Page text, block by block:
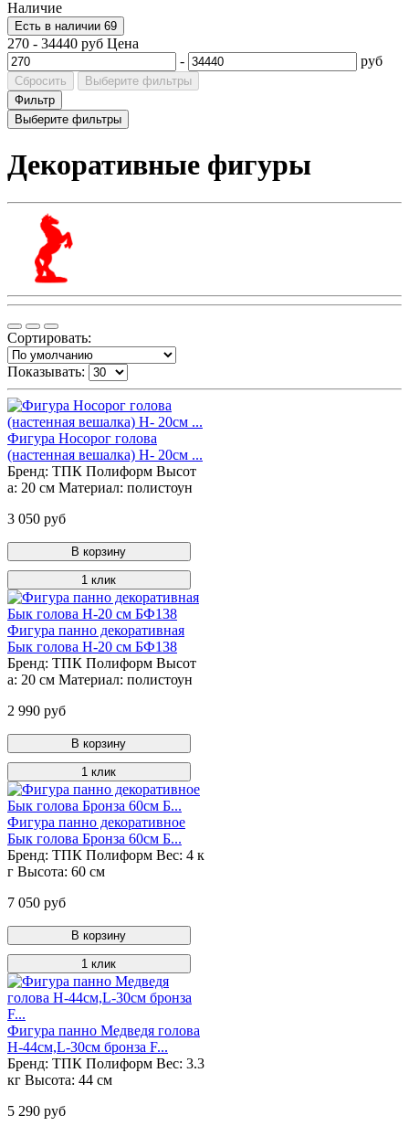
Наличие
Есть в наличии 69
270 - 34440 руб Цена
-
руб
Сбросить
Выберите фильтры
Фильтр
Выберите фильтры
Декоративные фигуры
Сортировать:
Показывать:
Фигура Носорог голова
(настенная вешалка) Н- 20см ...
Бренд: ТПК Полиформ Высот
а: 20 см Материал: полистоун
3 050 руб
В корзину
1 клик
Фигура панно декоративная
Бык голова Н-20 см БФ138
Бренд: ТПК Полиформ Высот
а: 20 см Материал: полистоун
2 990 руб
В корзину
1 клик
Фигура панно декоративное
Бык голова Бронза 60см Б...
Бренд: ТПК Полиформ Вес: 4 к
г Высота: 60 см
7 050 руб
В корзину
1 клик
Фигура панно Медведя голова
Н-44см,L-30см бронза F...
Бренд: ТПК Полиформ Вес: 3.3
кг Высота: 44 см
5 290 руб